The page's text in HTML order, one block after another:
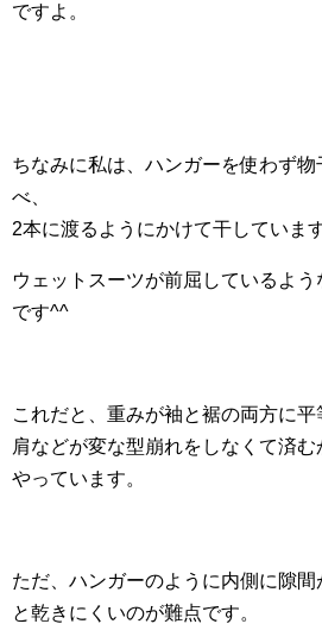
ですよ。
ちなみに私は、ハンガーを使わず
べ、
2本に渡るようにかけて干しています
ウェットスーツが前屈しているよ
です^^
これだと、重みが袖と裾の両方に平
肩などが変な型崩れをしなくて済
やっています。
ただ、ハンガーのように内側に隙
と乾きにくいのが難点です。